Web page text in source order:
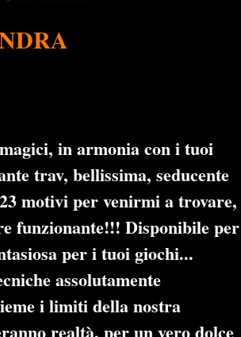
in armonia con i tuoi
trav, bellissima, seducente
motivi per venirmi a trovare,
funzionante!!! Disponibile per
per i tuoi giochi...
assolutamente
i limiti della nostra